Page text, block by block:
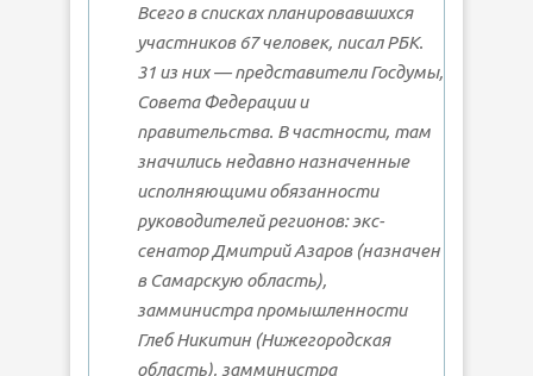
Всего в списках планировавшихся
участников 67 человек, писал РБК.
31 из них — представители Госдумы,
Совета Федерации и
правительства. В частности, там
значились недавно назначенные
исполняющими обязанности
руководителей регионов: экс-
сенатор Дмитрий Азаров (назначен
в Самарскую область),
замминистра промышленности
Глеб Никитин (Нижегородская
область), замминистра